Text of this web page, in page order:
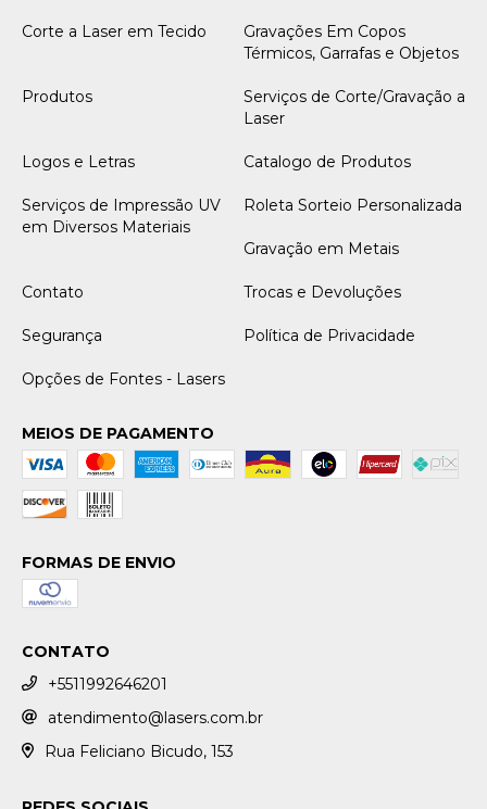
Corte a Laser em Tecido
Gravações Em Copos
Térmicos, Garrafas e Objetos
Produtos
Serviços de Corte/Gravação a
Laser
Logos e Letras Catalogo de Produtos
Serviços de Impressão UV
em Diversos Materiais
Roleta Sorteio Personalizada
Gravação em Metais
Contato Trocas e Devoluções
Segurança Política de Privacidade
Opções de Fontes - Lasers
MEIOS DE PAGAMENTO
FORMAS DE ENVIO
CONTATO
+5511992646201
atendimento@lasers.com.br
Rua Feliciano Bicudo, 153